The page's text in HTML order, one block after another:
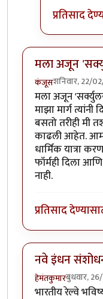
प्रतिसाद
मला अजून
कंजूसशनिवार, 22/
मला अजून
माझा मार्ग
बसतो तरीही मी
काढली आहेत.
धार्मिक यात्रा
फॉर्मही दिला
नाही.
प्रतिसाद
नवे इंधन
हेमंतकुमारबुधवार,
भारतीय रेल्वे